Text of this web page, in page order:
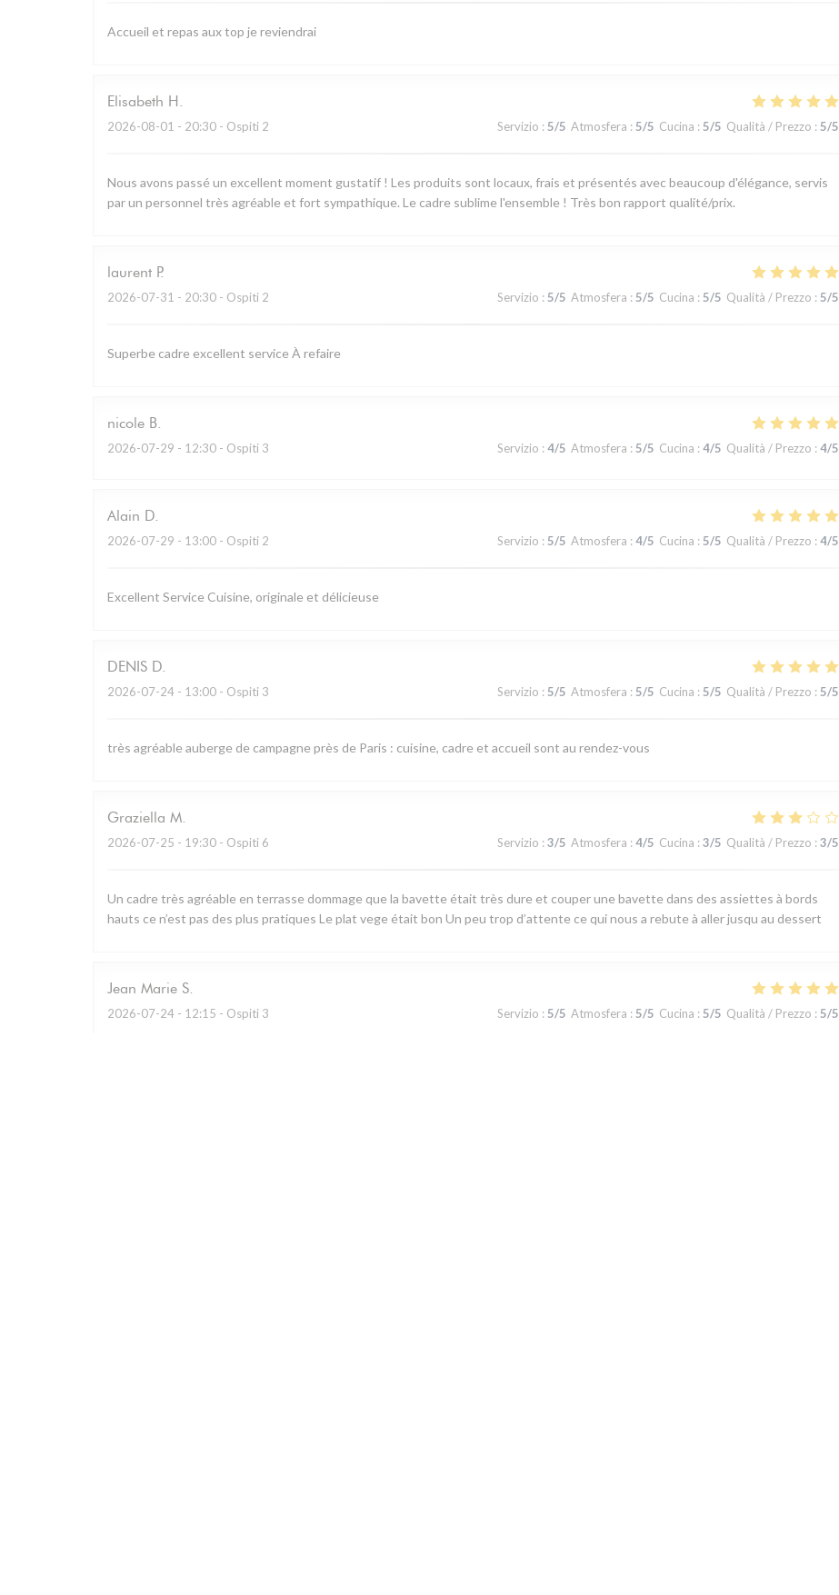
Accueil et repas aux top je reviendrai
Elisabeth H
2026-08-01 - 20:30 - Ospiti 2 Servizio : 5/5 Atmosfera : 5/5 Cucina : 5/5 Qualità / Prezzo : 5/5
Nous avons passé un excellent moment gustatif ! Les produits sont locaux, frais et présentés avec beaucoup d'élégance, servis
par un personnel très agréable et fort sympathique. Le cadre sublime l'ensemble ! Très bon rapport qualité/prix.
laurent P
2026-07-31 - 20:30 - Ospiti 2 Servizio : 5/5 Atmosfera : 5/5 Cucina : 5/5 Qualità / Prezzo : 5/5
Superbe cadre excellent service À refaire
nicole B
2026-07-29 - 12:30 - Ospiti 3 Servizio : 4/5 Atmosfera : 5/5 Cucina : 4/5 Qualità / Prezzo : 4/5
Alain D
2026-07-29 - 13:00 - Ospiti 2 Servizio : 5/5 Atmosfera : 4/5 Cucina : 5/5 Qualità / Prezzo : 4/5
Excellent Service Cuisine, originale et délicieuse
DENIS D
2026-07-24 - 13:00 - Ospiti 3 Servizio : 5/5 Atmosfera : 5/5 Cucina : 5/5 Qualità / Prezzo : 5/5
très agréable auberge de campagne près de Paris : cuisine, cadre et accueil sont au rendez-vous
Graziella M
2026-07-25 - 19:30 - Ospiti 6 Servizio : 3/5 Atmosfera : 4/5 Cucina : 3/5 Qualità / Prezzo : 3/5
Un cadre très agréable en terrasse dommage que la bavette était très dure et couper une bavette dans des assiettes à bords
hauts ce n’est pas des plus pratiques Le plat vege était bon Un peu trop d’attente ce qui nous a rebute à aller jusqu au dessert
Jean Marie S
2026-07-24 - 12:15 - Ospiti 3 Servizio : 5/5 Atmosfera : 5/5 Cucina : 5/5 Qualità / Prezzo : 5/5